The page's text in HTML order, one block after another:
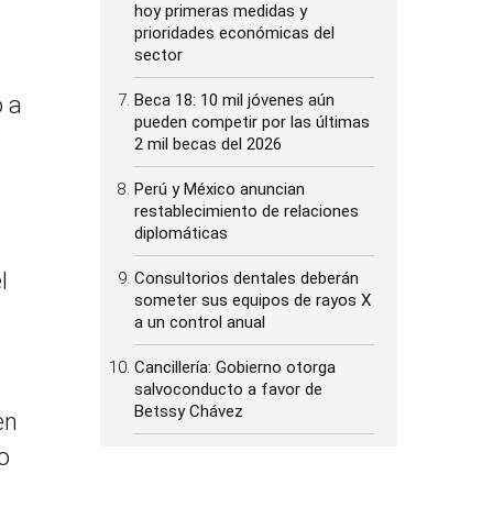
a
hoy primeras medidas y
prioridades económicas del
sector
Beca 18: 10 mil jóvenes aún
pueden competir por las últimas
2 mil becas del 2026
Perú y México anuncian
restablecimiento de relaciones
diplomáticas
Consultorios dentales deberán
someter sus equipos de rayos X
a un control anual
Cancillería: Gobierno otorga
salvoconducto a favor de
Betssy Chávez